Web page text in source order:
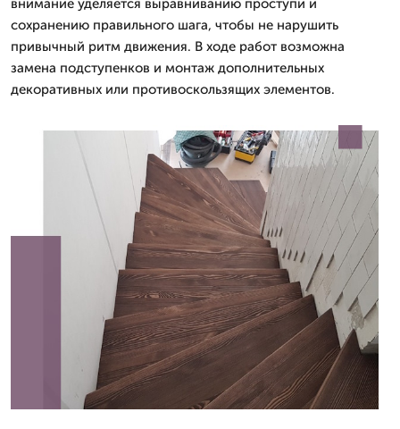
внимание уделяется выравниванию проступи и
сохранению правильного шага, чтобы не нарушить
привычный ритм движения. В ходе работ возможна
замена подступенков и монтаж дополнительных
декоративных или противоскользящих элементов.